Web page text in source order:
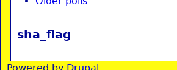
sha_flag
Powered by Drupal